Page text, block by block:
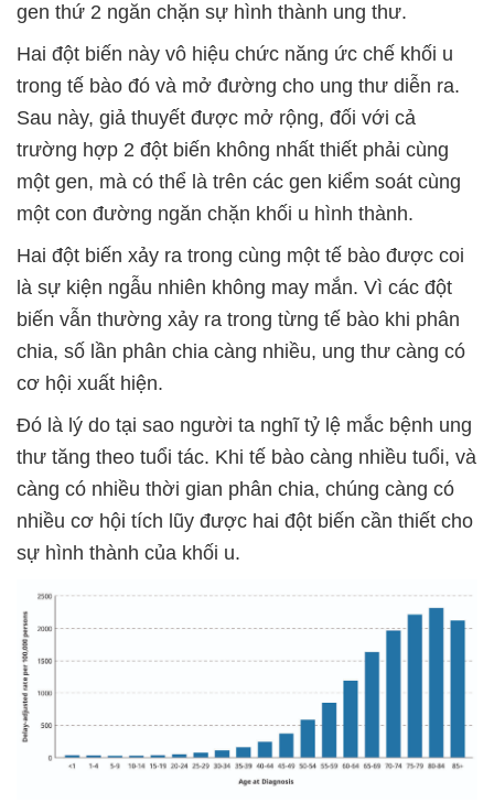
gen thứ 2 ngăn chặn sự hình thành ung thư.
Hai đột biến này vô hiệu chức năng ức chế khối u
trong tế bào đó và mở đường cho ung thư diễn ra.
Sau này, giả thuyết được mở rộng, đối với cả
trường hợp 2 đột biến không nhất thiết phải cùng
một gen, mà có thể là trên các gen kiểm soát cùng
một con đường ngăn chặn khối u hình thành.
Hai đột biến xảy ra trong cùng một tế bào được coi
là sự kiện ngẫu nhiên không may mắn. Vì các đột
biến vẫn thường xảy ra trong từng tế bào khi phân
chia, số lần phân chia càng nhiều, ung thư càng có
cơ hội xuất hiện.
Đó là lý do tại sao người ta nghĩ tỷ lệ mắc bệnh ung
thư tăng theo tuổi tác. Khi tế bào càng nhiều tuổi, và
càng có nhiều thời gian phân chia, chúng càng có
nhiều cơ hội tích lũy được hai đột biến cần thiết cho
sự hình thành của khối u.